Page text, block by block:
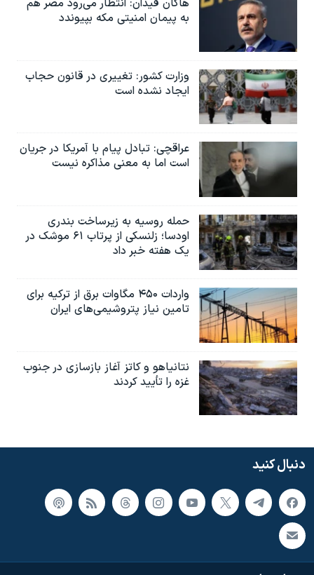
هاکان فیدان: انتظار می‌رود مصر هم
به پیمان امنیتی مکه بپیوندد
وزارت کشور: تغییری در قانون حجاب
ایجاد نشده است
عراقچی: تبادل پیام با آمریکا در جریان
است اما به معنی مذاکره نیست
حمله روسیه به زیرساخت بندری
اودسا؛ زلنسکی از پرتاب ۶۱ موشک در
یک هفته خبر داد
واردات ۴۵۰ مگاوات برق از ترکیه برای
تامین نیاز پتروشیمی‌های ایران
نتانیاهو و کاتز آغاز بازسازی در جنوب
غزه را تأیید کردند
دنبال کنید